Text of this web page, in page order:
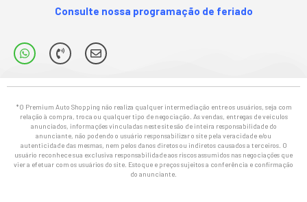
Consulte nossa programação de feriado
*O Premium Auto Shopping não realiza qualquer intermediação entre os usuários, seja com
relação à compra, troca ou qualquer tipo de negociação. As vendas, entregas de veículos
anunciados, informações vinculadas neste site são de inteira responsabilidade do
anunciante, não podendo o usuário responsabilizar o site pela veracidade e/ou
autenticidade das mesmas, nem pelos danos diretos ou indiretos causados a terceiros. O
usuário reconhece sua exclusiva responsabilidade aos riscos assumidos nas negociações que
vier a efetuar com os usuários do site. Estoque e preços sujeitos a conferência e confirmação
do anunciante.